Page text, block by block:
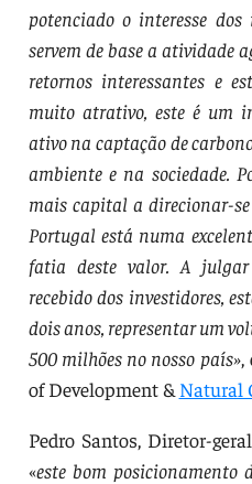
potenciado o interesse
servem de base a atividade
retornos interessantes e
muito atrativo, este é um
ativo na captação de
ambiente e na sociedade.
mais capital a direcionar-
Portugal está numa
fatia deste valor. A
recebido dos investidores,
dois anos, representar um
500 milhões no nosso país»,
of Development & Natural
Pedro Santos, Diretor-
«este bom posicionamento